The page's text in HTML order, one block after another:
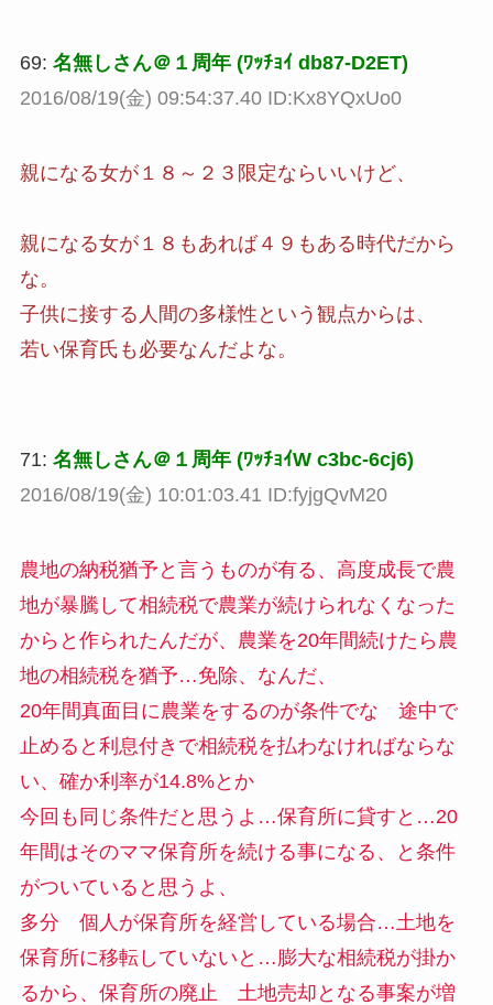
69: 名無しさん＠１周年 (ﾜｯﾁｮｲ db87-D2ET)
2016/08/19(金) 09:54:37.40 ID:Kx8YQxUo0
親になる女が１８～２３限定ならいいけど、
親になる女が１８もあれば４９もある時代だから
な。
子供に接する人間の多様性という観点からは、
若い保育氏も必要なんだよな。
71: 名無しさん＠１周年 (ﾜｯﾁｮｲW c3bc-6cj6)
2016/08/19(金) 10:01:03.41 ID:fyjgQvM20
農地の納税猶予と言うものが有る、高度成長で農
地が暴騰して相続税で農業が続けられなくなった
からと作られたんだが、農業を20年間続けたら農
地の相続税を猶予…免除、なんだ、
20年間真面目に農業をするのが条件でな 途中で
止めると利息付きで相続税を払わなければならな
い、確か利率が14.8%とか
今回も同じ条件だと思うよ…保育所に貸すと…20
年間はそのママ保育所を続ける事になる、と条件
がついていると思うよ、
多分 個人が保育所を経営している場合…土地を
保育所に移転していないと…膨大な相続税が掛か
るから、保育所の廃止 土地売却となる事案が増